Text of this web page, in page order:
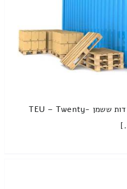
נפח של מכולה נמדד ביחידות ששמן TEU – Twenty-